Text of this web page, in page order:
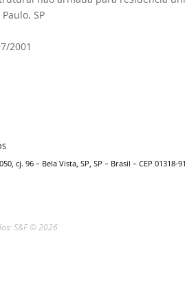
SP
2001
cj. 96 – Bela Vista, SP, SP – Brasil – CEP 01318-
S&F © 2026